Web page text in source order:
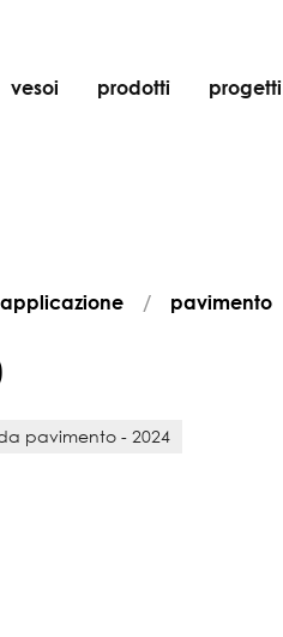
vesoi prodotti
pavimento
progetti
applicazione pavimento
pavimento - 2024